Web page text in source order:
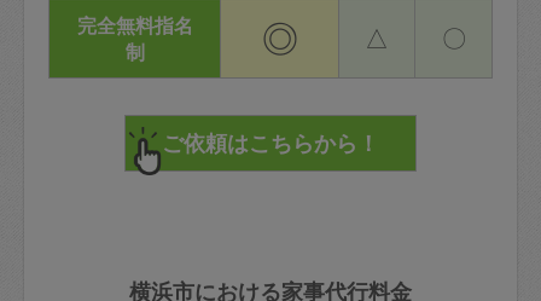
完全無料指名
制
◎ △ 〇
横浜市における家事代行料金